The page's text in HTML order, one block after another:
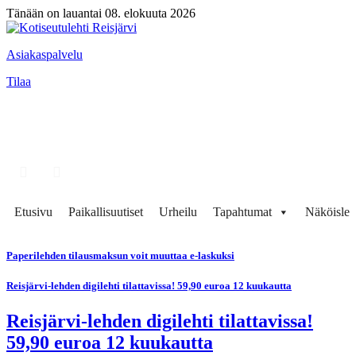
Tänään on lauantai 08. elokuuta 2026
Asiakaspalvelu
Tilaa
Etusivu Paikallisuutiset Urheilu Tapahtumat
Paperilehden tilausmaksun voit muuttaa e-laskuksi
Reisjärvi-lehden digilehti tilattavissa! 59,90 euroa 12 kuukautta
Reisjärvi-lehden digilehti tilattavissa!
59,90 euroa 12 kuukautta